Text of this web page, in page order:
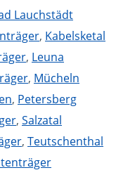
Lauchstädt
, Kabelsketal
, Leuna
, Mücheln
, Petersberg
, Salzatal
, Teutschenthal